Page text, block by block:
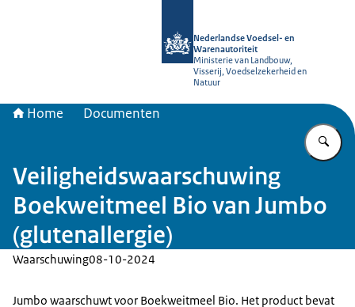
Nederlandse Voedsel- en
Warenautoriteit
Ministerie van Landbouw,
Visserij, Voedselzekerheid en
Natuur
Home Documenten
Veiligheidswaarschuwing
Boekweitmeel Bio van Jumbo
(glutenallergie)
Waarschuwing08-10-2024
Jumbo waarschuwt voor Boekweitmeel Bio. Het product bevat